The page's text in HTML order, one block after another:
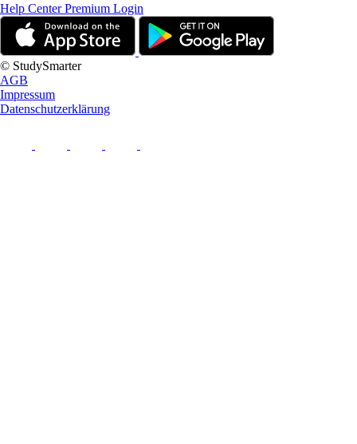
Help CenterPremium Login
© StudySmarter
AGB
Impressum
Datenschutzerklärung